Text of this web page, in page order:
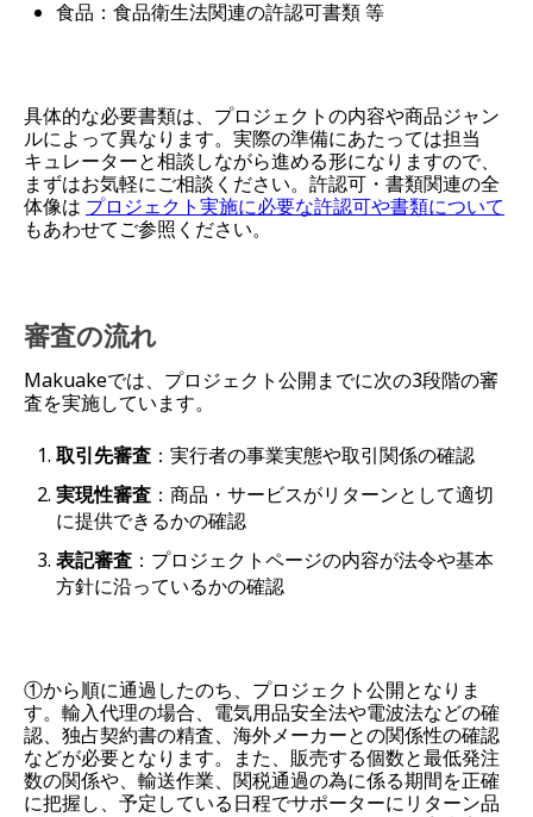
食品：食品衛生法関連の許認可書類 等
具体的な必要書類は、プロジェクトの内容や商品ジャン
ルによって異なります。実際の準備にあたっては担当
キュレーターと相談しながら進める形になりますので、
まずはお気軽にご相談ください。許認可・書類関連の全
体像は プロジェクト実施に必要な許認可や書類について
もあわせてご参照ください。
審査の流れ
Makuakeでは、プロジェクト公開までに次の3段階の審
査を実施しています。
取引先審査 ：実行者の事業実態や取引関係の確認
実現性審査 ：商品・サービスがリターンとして適切
に提供できるかの確認
表記審査 ：プロジェクトページの内容が法令や基本
方針に沿っているかの確認
①から順に通過したのち、プロジェクト公開となりま
す。輸入代理の場合、電気用品安全法や電波法などの確
認、独占契約書の精査、海外メーカーとの関係性の確認
などが必要となります。また、販売する個数と最低発注
数の関係や、輸送作業、関税通過の為に係る期間を正確
に把握し、予定している日程でサポーターにリターン品